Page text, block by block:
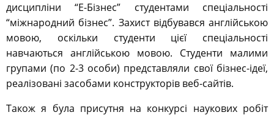
дисципліни “Е-Бізнес” студентами спеціальності
“міжнародний бізнес”. Захист відбувався англійською
мовою, оскільки студенти цієї спеціальності
навчаються англійською мовою. Студенти малими
групами (по 2-3 особи) представляли свої бізнес-ідеї,
реалізовані засобами конструкторів веб-сайтів.
Також я була присутня на конкурсі наукових робіт